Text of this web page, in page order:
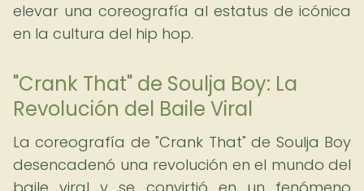
elevar una coreografía al estatus de icónica
en la cultura del hip hop.
"Crank That" de Soulja Boy: La
Revolución del Baile Viral
La coreografía de "Crank That" de Soulja Boy
desencadenó una revolución en el mundo del